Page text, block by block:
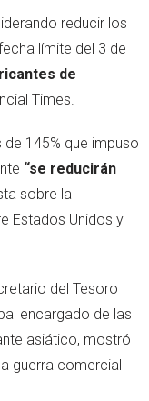
reducir los
límite del 3 de
de
Times.
145% que impuso
“se reducirán
sobre la
Estados Unidos y
del Tesoro
encargado de las
asiático, mostró
guerra comercial